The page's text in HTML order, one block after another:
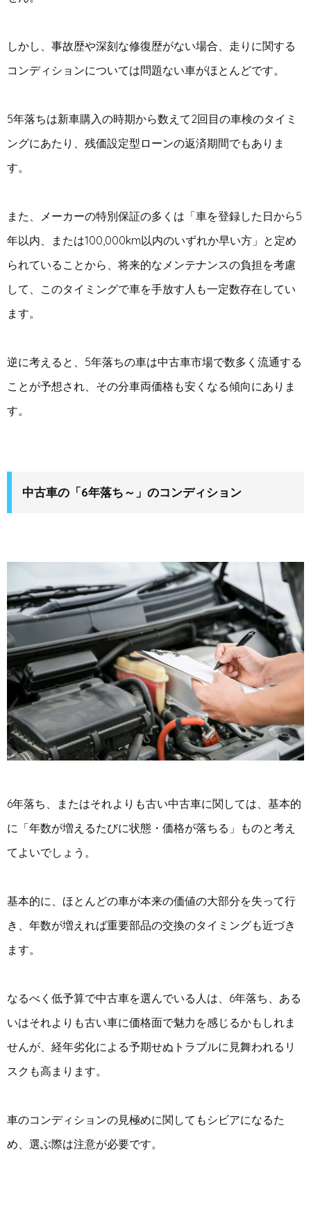
しかし、事故歴や深刻な修復歴がない場合、走りに関する
コンディションについては問題ない車がほとんどです。
5年落ちは新車購入の時期から数えて2回目の車検のタイミ
ングにあたり、残価設定型ローンの返済期間でもありま
す。
また、メーカーの特別保証の多くは「車を登録した日から5
年以内、または100,000km以内のいずれか早い方」と定め
られていることから、将来的なメンテナンスの負担を考慮
して、このタイミングで車を手放す人も一定数存在してい
ます。
逆に考えると、5年落ちの車は中古車市場で数多く流通する
ことが予想され、その分車両価格も安くなる傾向にありま
す。
中古車の「6年落ち～」のコンディション
6年落ち、またはそれよりも古い中古車に関しては、基本的
に「年数が増えるたびに状態・価格が落ちる」ものと考え
てよいでしょう。
基本的に、ほとんどの車が本来の価値の大部分を失って行
き、年数が増えれば重要部品の交換のタイミングも近づき
ます。
なるべく低予算で中古車を選んでいる人は、6年落ち、ある
いはそれよりも古い車に価格面で魅力を感じるかもしれま
せんが、経年劣化による予期せぬトラブルに見舞われるリ
スクも高まります。
車のコンディションの見極めに関してもシビアになるた
め、選ぶ際は注意が必要です。